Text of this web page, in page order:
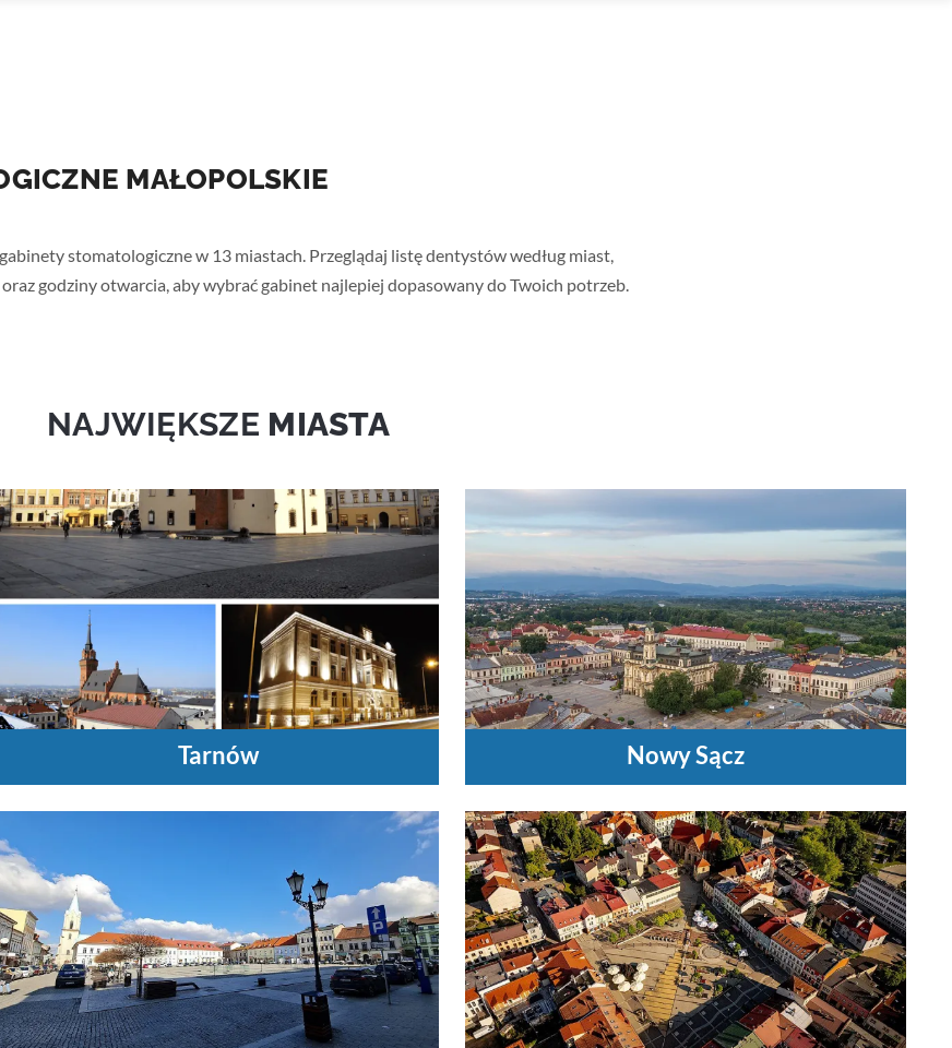
MAŁOPOLSKIE
stomatologiczne w 13 miastach. Przeglądaj listę dentystów według miast,
godziny otwarcia, aby wybrać gabinet najlepiej dopasowany do Twoich potrzeb.
NAJWIĘKSZE MIASTA
Tarnów Nowy Sącz